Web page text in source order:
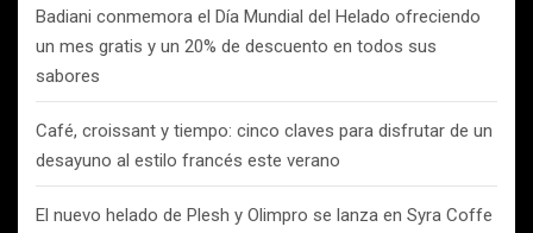
Badiani conmemora el Día Mundial del Helado ofreciendo
un mes gratis y un 20% de descuento en todos sus
sabores
Café, croissant y tiempo: cinco claves para disfrutar de un
desayuno al estilo francés este verano
El nuevo helado de Plesh y Olimpro se lanza en Syra Coffe